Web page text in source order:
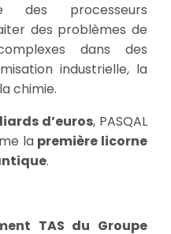
des processeurs
des problèmes de
dans des
industrielle, la
chimie.
d’euros, PASQAL
la première licorne
.
TAS du Groupe